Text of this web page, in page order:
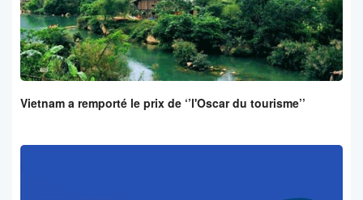
Vietnam a remporté le prix de ‘’l'Oscar du tourisme’’